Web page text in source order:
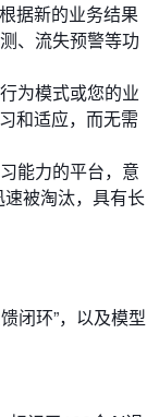
据新的业务结果
、流失预警等功
为模式或您的业
和适应，而无需
能力的平台，意
被淘汰，具有长
闭环”，以及模型